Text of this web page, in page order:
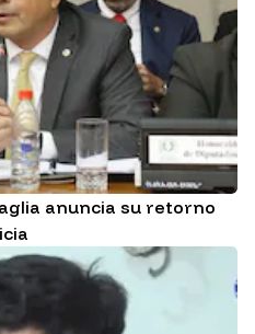
anuncia su retorno